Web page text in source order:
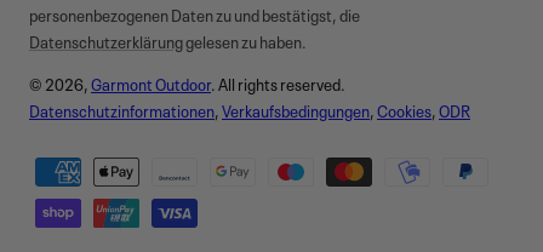
personenbezogenen Daten zu und bestätigst, die
Datenschutzerklärunggelesen zu haben.
© 2026,Garmont Outdoor. All rights reserved.
Datenschutzinformationen,Verkaufsbedingungen,Cookies,ODR
Zahlungsmethoden